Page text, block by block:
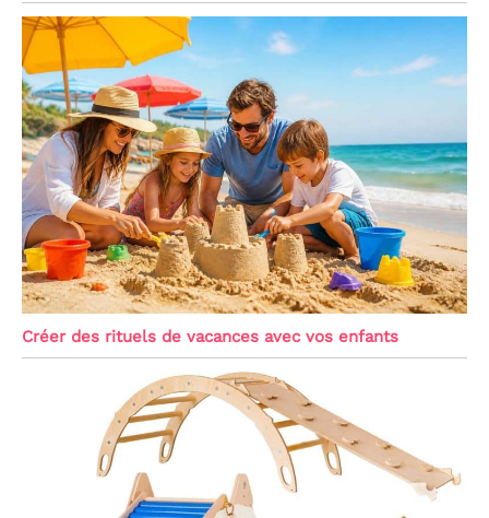
Créer des rituels de vacances avec vos enfants